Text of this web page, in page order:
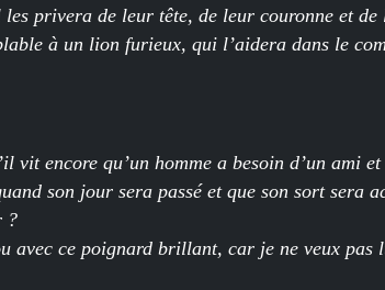
privera de leur tête, de leur couronne et de
à un lion furieux, qui l’aidera dans le
vit encore qu’un homme a besoin d’un ami
son jour sera passé et que son sort sera
?
avec ce poignard brillant, car je ne veux